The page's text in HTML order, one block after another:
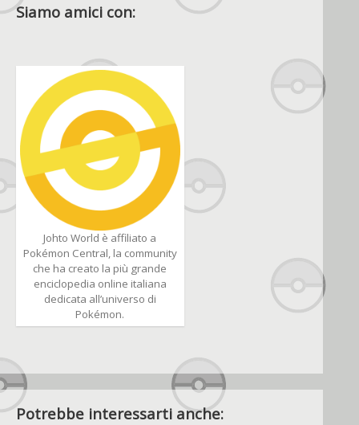
Siamo amici con:
Johto World è affiliato a
Pokémon Central, la community
che ha creato la più grande
enciclopedia online italiana
dedicata all’universo di
Pokémon.
Potrebbe interessarti anche: